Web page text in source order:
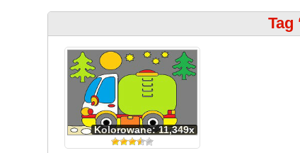
Tag
Kolorowane: 11,349x